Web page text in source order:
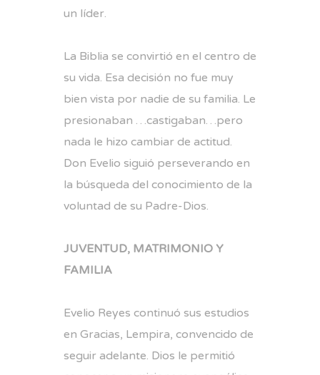
un líder.
La Biblia se convirtió en el centro de
su vida. Esa decisión no fue muy
bien vista por nadie de su familia. Le
presionaban …castigaban…pero
nada le hizo cambiar de actitud.
Don Evelio siguió perseverando en
la búsqueda del conocimiento de la
voluntad de su Padre-Dios.
JUVENTUD, MATRIMONIO Y
FAMILIA
Evelio Reyes continuó sus estudios
en Gracias, Lempira, convencido de
seguir adelante. Dios le permitió